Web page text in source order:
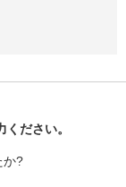
ださい。
か?